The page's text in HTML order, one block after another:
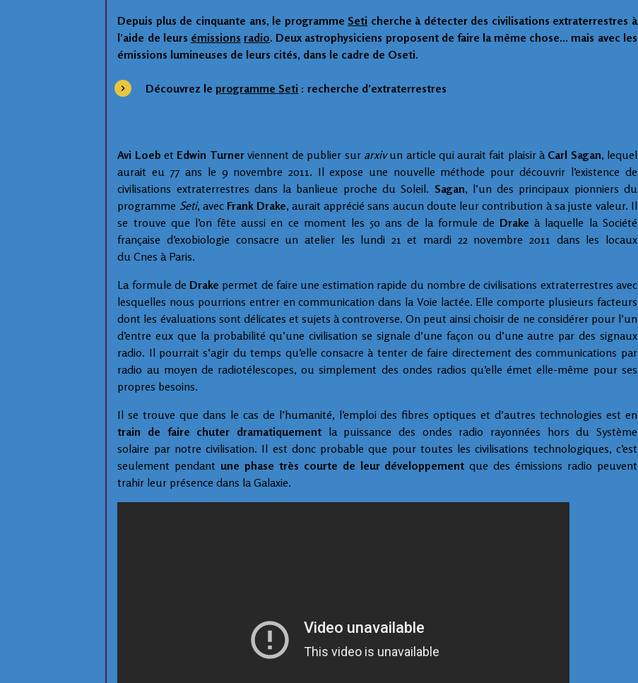
Depuis plus de cinquante ans, le programme Seti cherche à détecter des civilisations extraterrestres à
l’aide de leurs émissions radio. Deux astrophysiciens proposent de faire la même chose… mais avec les
émissions lumineuses de leurs cités, dans le cadre de Oseti.
Découvrez leprogramme Seti : recherche d’extraterrestres
Avi Loeb et Edwin Turnerviennent de publier sur arxivun article qui aurait fait plaisir à Carl Sagan, lequel
aurait eu 77 ans le 9 novembre 2011. Il expose une nouvelle méthode pour découvrir l’existence de
civilisations extraterrestres dans la banlieue proche du Soleil. Sagan, l’un des principaux pionniers du
programme Seti, avec Frank Drake, aurait apprécié sans aucun doute leur contribution à sa juste valeur. Il
se trouve que l’on fête aussi en ce moment les 50 ans de la formule de Drake à laquelle la Société
française d’exobiologie consacre un atelier les lundi 21 et mardi 22 novembre 2011 dans les locaux
du Cnes à Paris.
La formule de Drake permet de faire une estimation rapide du nombre de civilisations extraterrestres avec
lesquelles nous pourrions entrer en communication dans la Voie lactée. Elle comporte plusieurs facteurs
dont les évaluations sont délicates et sujets à controverse. On peut ainsi choisir de ne considérer pour l’un
d’entre eux que la probabilité qu’une civilisation se signale d’une façon ou d’une autre par des signaux
radio. Il pourrait s’agir du temps qu’elle consacre à tenter de faire directement des communications par
radio au moyen de radiotélescopes, ou simplement des ondes radios qu’elle émet elle-même pour ses
propres besoins.
Il se trouve que dans le cas de l’humanité, l’emploi des fibres optiques et d’autres technologies est en
train de faire chuter dramatiquement la puissance des ondes radio rayonnées hors du Système
solaire par notre civilisation. Il est donc probable que pour toutes les civilisations technologiques, c’est
seulement pendant une phase très courte de leur développement que des émissions radio peuvent
trahir leur présence dans la Galaxie.